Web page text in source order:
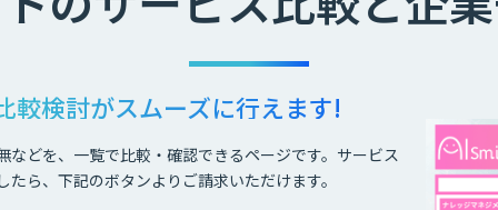
較検討がスムーズに行えます!
どを、一覧で比較・確認できるページです。サービス
ら、下記のボタンよりご請求いただけます。